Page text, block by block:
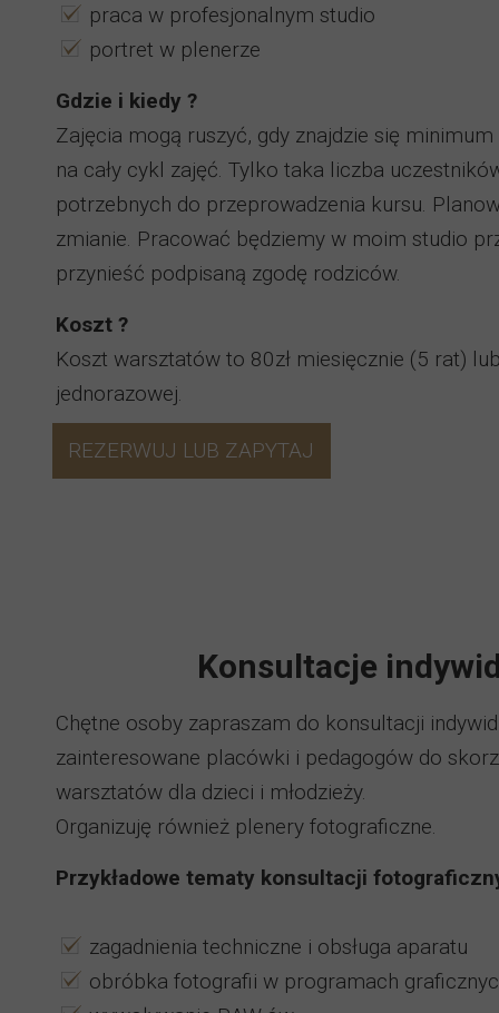
Konsultacje
Chętne osoby zapraszam do konsultacji
zainteresowane placówki i pedagogów do
warsztatów dla dzieci i młodzieży.
Organizuję również plenery fotograficzne.
Przykładowe tematy konsultacji
zagadnienia techniczne i obsługa aparatu
obróbka fotografii w programach
REZERWUJ LUB ZAPYTAJ
praca w profesjonalnym studio
portret w plenerze
Gdzie i kiedy ?
Zajęcia mogą ruszyć, gdy znajdzie się
na cały cykl zajęć. Tylko taka liczba
potrzebnych do przeprowadzenia kursu.
zmianie. Pracować będziemy w moim studio
przynieść podpisaną zgodę rodziców.
Koszt ?
Koszt warsztatów to 80zł miesięcznie (5 rat)
jednorazowej.